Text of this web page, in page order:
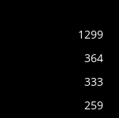
1299
364
333
259